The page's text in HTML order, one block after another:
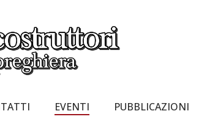
EVENTI PUBBLICAZIONI